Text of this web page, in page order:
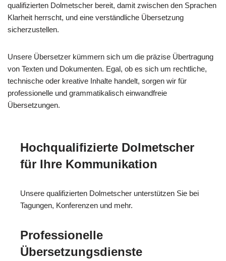
qualifizierten Dolmetscher bereit, damit zwischen den Sprachen
Klarheit herrscht, und eine verständliche Übersetzung
sicherzustellen.
Unsere Übersetzer kümmern sich um die präzise Übertragung
von Texten und Dokumenten. Egal, ob es sich um rechtliche,
technische oder kreative Inhalte handelt, sorgen wir für
professionelle und grammatikalisch einwandfreie
Übersetzungen.
Hochqualifizierte Dolmetscher
für Ihre Kommunikation
Unsere qualifizierten Dolmetscher unterstützen Sie bei
Tagungen, Konferenzen und mehr.
Professionelle
Übersetzungsdienste